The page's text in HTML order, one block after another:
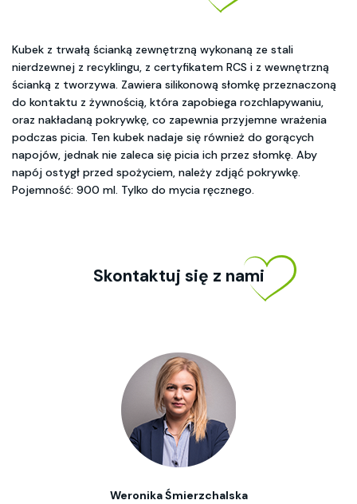
Kubek z trwałą ścianką zewnętrzną wykonaną ze stali
nierdzewnej z recyklingu, z certyfikatem RCS i z wewnętrzną
ścianką z tworzywa. Zawiera silikonową słomkę przeznaczoną
do kontaktu z żywnością, która zapobiega rozchlapywaniu,
oraz nakładaną pokrywkę, co zapewnia przyjemne wrażenia
podczas picia. Ten kubek nadaje się również do gorących
napojów, jednak nie zaleca się picia ich przez słomkę. Aby
napój ostygł przed spożyciem, należy zdjąć pokrywkę.
Pojemność: 900 ml. Tylko do mycia ręcznego.
Skontaktuj się z nami
Weronika Śmierzchalska